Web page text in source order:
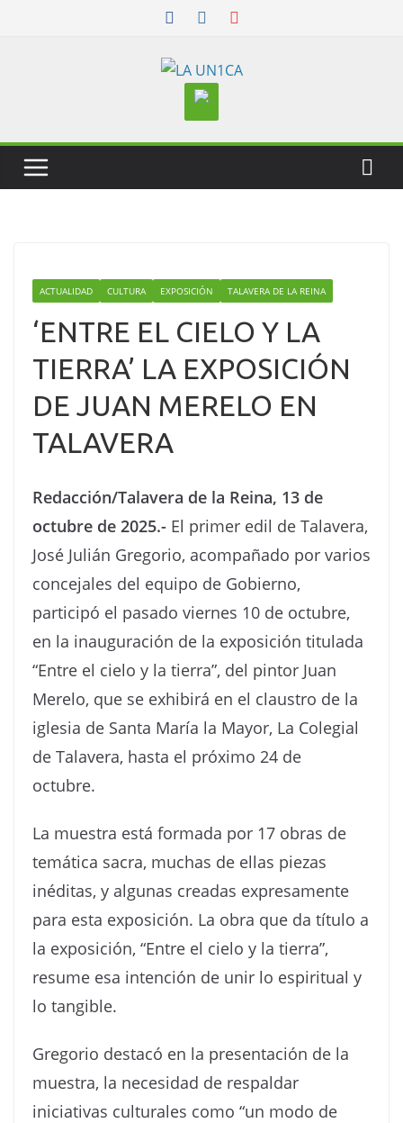
ACTUALIDAD CULTURA EXPOSICIÓN TALAVERA DE LA REINA
‘ENTRE EL CIELO Y LA
TIERRA’ LA EXPOSICIÓN
DE JUAN MERELO EN
TALAVERA
Redacción/Talavera de la Reina, 13 de
octubre de 2025.- El primer edil de Talavera,
José Julián Gregorio, acompañado por varios
concejales del equipo de Gobierno,
participó el pasado viernes 10 de octubre,
en la inauguración de la exposición titulada
“Entre el cielo y la tierra”, del pintor Juan
Merelo, que se exhibirá en el claustro de la
iglesia de Santa María la Mayor, La Colegial
de Talavera, hasta el próximo 24 de
octubre.
La muestra está formada por 17 obras de
temática sacra, muchas de ellas piezas
inéditas, y algunas creadas expresamente
para esta exposición. La obra que da título a
la exposición, “Entre el cielo y la tierra”,
resume esa intención de unir lo espiritual y
lo tangible.
Gregorio destacó en la presentación de la
muestra, la necesidad de respaldar
iniciativas culturales como “un modo de